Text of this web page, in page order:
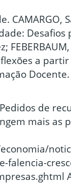
CAMARGO,
Desafios
a partir
de
mais as
falencia-